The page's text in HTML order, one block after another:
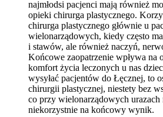
najmłodsi pacjenci mają również
opieki chirurga plastycznego.
chirurga plastycznego głównie u
wielonarządowych, kiedy często
i stawów, ale również naczyń,
Końcowe zaopatrzenie wpływa na
komfort życia leczonych u nas
wysyłać pacjentów do Łęcznej, to
chirurgii plastycznej, niestety bez
co przy wielonarządowych urazach
niekorzystnie na końcowy wynik.